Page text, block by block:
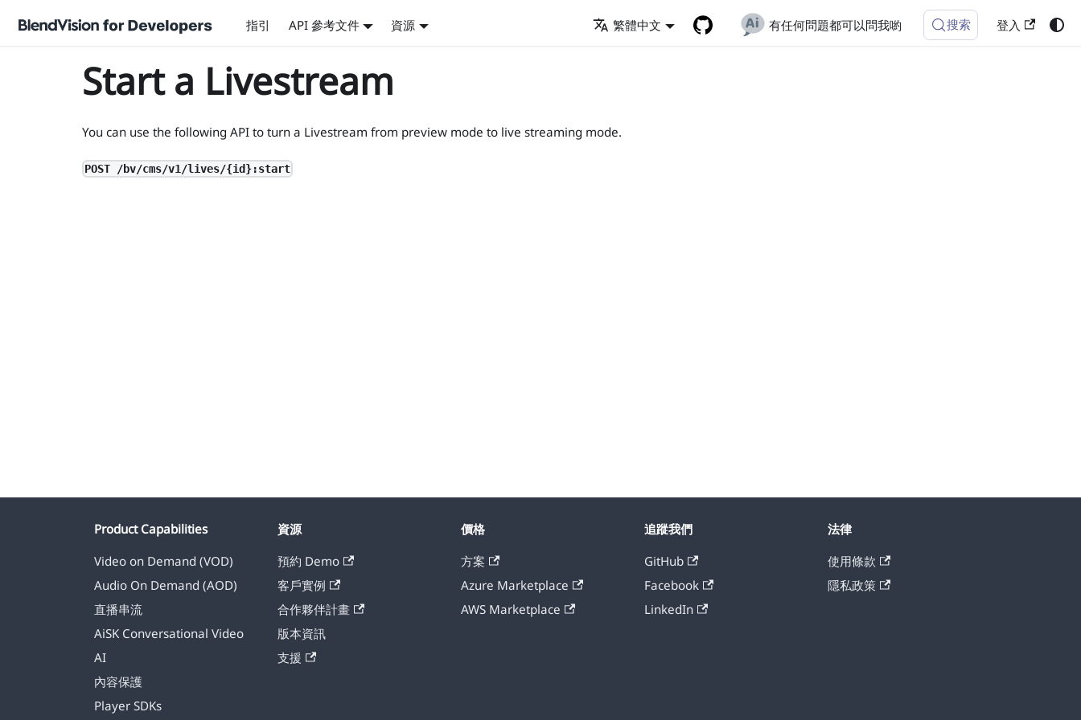
指引 API 參考文件 資源 繁體中文 有任何問題都可以問我喲 搜索 登入
Start a Livestream
You can use the following API to turn a Livestream from preview mode to live streaming mode.
POST /bv/cms/v1/lives/{id}:start
Product Capabilities
Video on Demand (VOD)
Audio On Demand (AOD)
直播串流
AiSK Conversational Video
AI
內容保護
Player SDKs
資源
預約 Demo
客戶實例
合作夥伴計畫
版本資訊
支援
價格
方案
Azure Marketplace
AWS Marketplace
追蹤我們
GitHub
Facebook
LinkedIn
法律
使用條款
隱私政策